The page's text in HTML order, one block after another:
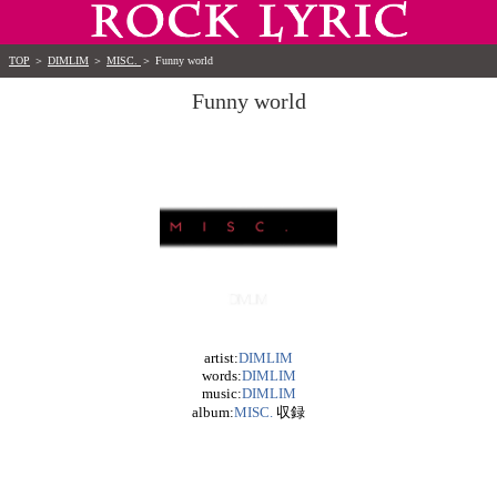
TOP ＞ DIMLIM ＞ MISC. ＞ Funny world
Funny world
artist:DIMLIM
words:DIMLIM
music:DIMLIM
album:MISC. 収録